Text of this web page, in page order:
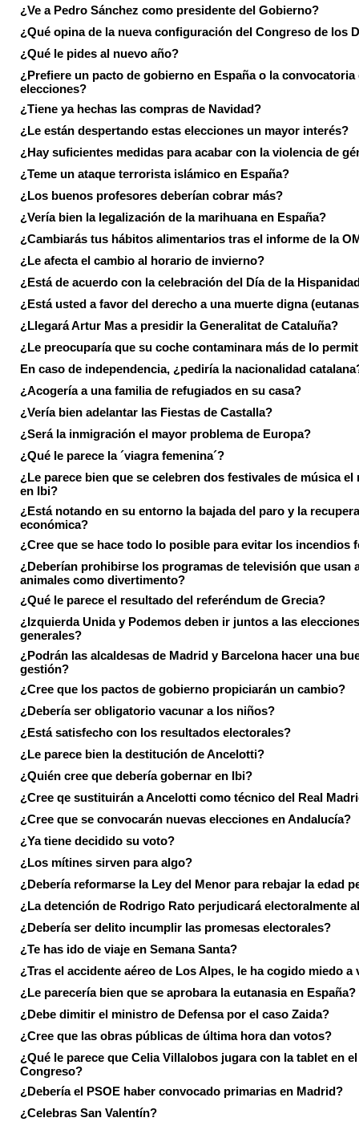
¿Ve a Pedro Sánchez como presidente del Gobierno?
¿Qué opina de la nueva configuración del Congreso de los
¿Qué le pides al nuevo año?
¿Prefiere un pacto de gobierno en España o la convocatoria
elecciones?
¿Tiene ya hechas las compras de Navidad?
¿Le están despertando estas elecciones un mayor interés?
¿Hay suficientes medidas para acabar con la violencia de
¿Teme un ataque terrorista islámico en España?
¿Los buenos profesores deberían cobrar más?
¿Vería bien la legalización de la marihuana en España?
¿Cambiarás tus hábitos alimentarios tras el informe de la
¿Le afecta el cambio al horario de invierno?
¿Está de acuerdo con la celebración del Día de la
¿Está usted a favor del derecho a una muerte digna
¿Llegará Artur Mas a presidir la Generalitat de Cataluña?
¿Le preocuparía que su coche contaminara más de lo
En caso de independencia, ¿pediría la nacionalidad
¿Acogería a una familia de refugiados en su casa?
¿Vería bien adelantar las Fiestas de Castalla?
¿Será la inmigración el mayor problema de Europa?
¿Qué le parece la ´viagra femenina´?
¿Le parece bien que se celebren dos festivales de música el
en Ibi?
¿Está notando en su entorno la bajada del paro y la
económica?
¿Cree que se hace todo lo posible para evitar los incendios
¿Deberían prohibirse los programas de televisión que usan
animales como divertimento?
¿Qué le parece el resultado del referéndum de Grecia?
¿Izquierda Unida y Podemos deben ir juntos a las elecciones
generales?
¿Podrán las alcaldesas de Madrid y Barcelona hacer una
gestión?
¿Cree que los pactos de gobierno propiciarán un cambio?
¿Debería ser obligatorio vacunar a los niños?
¿Está satisfecho con los resultados electorales?
¿Le parece bien la destitución de Ancelotti?
¿Quién cree que debería gobernar en Ibi?
¿Cree qe sustituirán a Ancelotti como técnico del Real
¿Cree que se convocarán nuevas elecciones en Andalucía?
¿Ya tiene decidido su voto?
¿Los mítines sirven para algo?
¿Debería reformarse la Ley del Menor para rebajar la edad
¿La detención de Rodrigo Rato perjudicará electoralmente
¿Debería ser delito incumplir las promesas electorales?
¿Te has ido de viaje en Semana Santa?
¿Tras el accidente aéreo de Los Alpes, le ha cogido miedo a
¿Le parecería bien que se aprobara la eutanasia en España?
¿Debe dimitir el ministro de Defensa por el caso Zaida?
¿Cree que las obras públicas de última hora dan votos?
¿Qué le parece que Celia Villalobos jugara con la tablet en el
Congreso?
¿Debería el PSOE haber convocado primarias en Madrid?
¿Celebras San Valentín?